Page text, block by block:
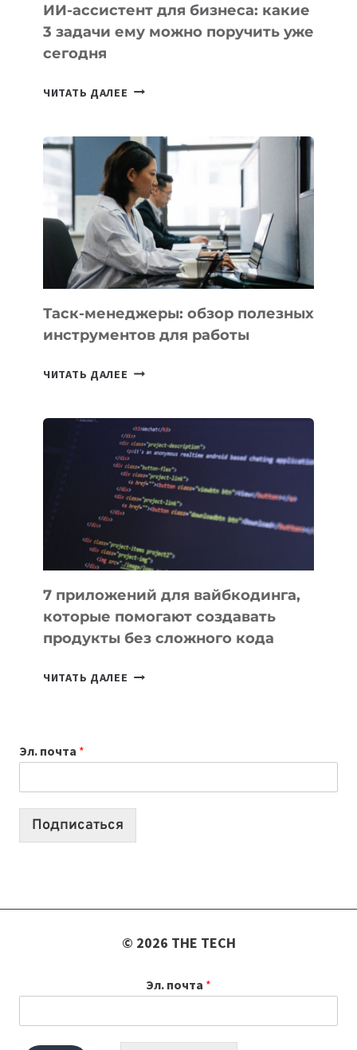
ИИ-ассистент для бизнеса: какие
3 задачи ему можно поручить уже
сегодня
ЧИТАТЬ ДАЛЕЕ ИИ-
БИЗНЕСА:
КАКИЕ
3
ЗАДАЧИ
ЕМУ
МОЖНО
ПОРУЧИТЬ
УЖЕ
СЕГОДНЯ
Таск-менеджеры: обзор полезных
инструментов для работы
ЧИТАТЬ ДАЛЕЕ ТАСК-
ПОЛЕЗНЫХ
ИНСТРУМЕНТОВ
ДЛЯ
РАБОТЫ
7 приложений для вайбкодинга,
которые помогают создавать
продукты без сложного кода
ЧИТАТЬ ДАЛЕЕ
СОЗДАВАТЬ
ПРОДУКТЫ
Эл. почта *
Подписаться
© 2026 THE TECH
Эл. почта *